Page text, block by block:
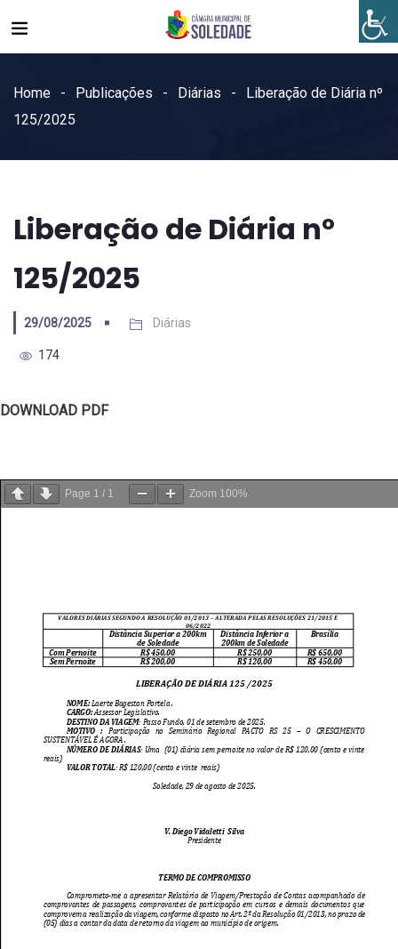
Home Publicações Diárias
Liberação de Diária nº
125/2025
Liberação de Diária nº
125/2025
29/08/2025 Diárias
174
DOWNLOAD PDF
Page 1 / 1 Zoom 100%